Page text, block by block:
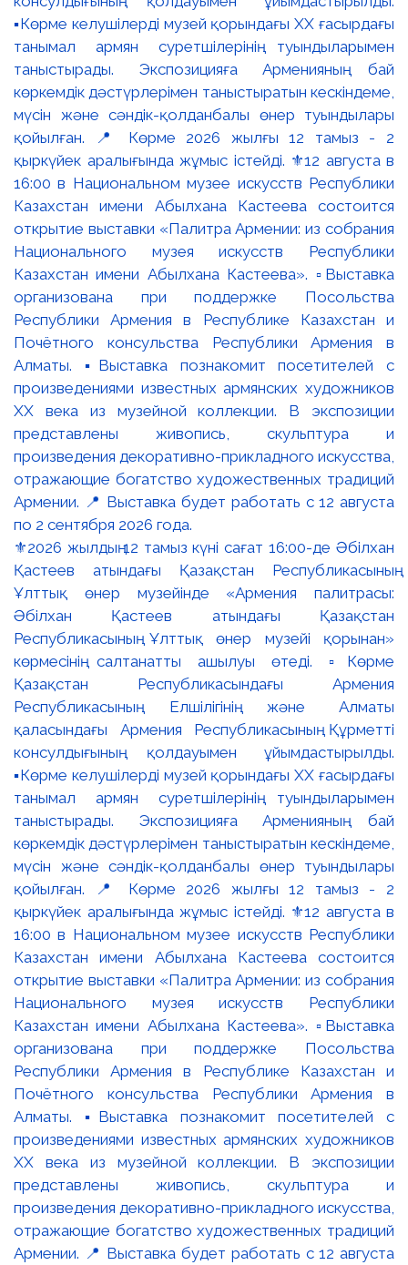
⚜️2026 жылдың 12 тамыз күні сағат 16:00-де Әбілхан
Қастеев атындағы Қазақстан Республикасының
Ұлттық өнер музейінде «Армения палитрасы:
Әбілхан Қастеев атындағы Қазақстан
Республикасының Ұлттық өнер музейі қорынан»
көрмесінің салтанатты ашылуы өтеді. ▫️Көрме
Қазақстан Республикасындағы Армения
Республикасының Елшілігінің және Алматы
қаласындағы Армения Республикасының Құрметті
консулдығының қолдауымен ұйымдастырылды.
▪️Көрме келушілерді музей қорындағы ХХ ғасырдағы
танымал армян суретшілерінің туындыларымен
таныстырады. Экспозицияға Арменияның бай
көркемдік дәстүрлерімен таныстыратын кескіндеме,
мүсін және сәндік-қолданбалы өнер туындылары
қойылған. 📍 Көрме 2026 жылғы 12 тамыз - 2
қыркүйек аралығында жұмыс істейді. ⚜️12 августа в
16:00 в Национальном музее искусств Республики
Казахстан имени Абылхана Кастеева состоится
открытие выставки «Палитра Армении: из собрания
Национального музея искусств Республики
Казахстан имени Абылхана Кастеева». ▫️Выставка
организована при поддержке Посольства
Республики Армения в Республике Казахстан и
Почётного консульства Республики Армения в
Алматы. ▪️Выставка познакомит посетителей с
произведениями известных армянских художников
XX века из музейной коллекции. В экспозиции
представлены живопись, скульптура и
произведения декоративно-прикладного искусства,
отражающие богатство художественных традиций
Армении. 📍 Выставка будет работать с 12 августа